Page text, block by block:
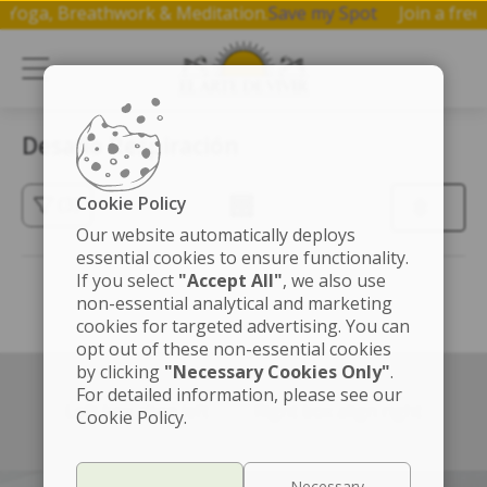
Yoga, Breathwork & Meditation.Save my Spot Join a
Desafio Respiración
(3)
Left box align left Right box align right
Cookie Policy
Our website automatically deploys
essential cookies to ensure functionality.
If you select "Accept All", we also use
non-essential analytical and marketing
cookies for targeted advertising. You can
opt out of these non-essential cookies
by clicking "Necessary Cookies Only".
For detailed information, please see our
Cookie Policy.